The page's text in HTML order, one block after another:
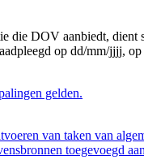
die DOV aanbiedt, dient
op dd/mm/jjjj, op
gelden.
van taken van
toegevoegd